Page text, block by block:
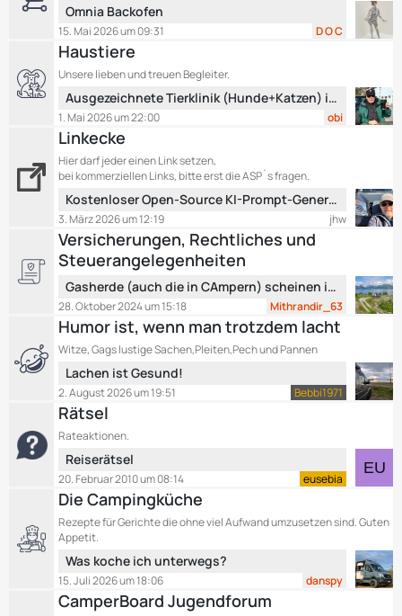
ä
g
e
e
t
z
t
B
e
i
t
g
e
Omnia Backofen
D O C
15. Mai 2026 um 09:31
Haustiere
Unsere lieben und treuen Begleiter.
e
t
z
t
e
e
i
t
g
e
Ausgezeichnete Tierklinik (Hunde+Katzen) in Region Verona-Vicenza
obi
1. Mai 2026 um 22:00
Linkecke
Hier darf jeder einen Link setzen,
bei kommerziellen Links, bitte erst die ASP`s fragen.
e
t
z
t
B
e
t
ä
g
e
Kostenloser Open-Source KI-Prompt-Generator für Wohnmobil-Routen – Keine versteckten Kosten!
jhw
3. März 2026 um 12:19
Versicherungen, Rechtliches und
Steuerangelegenheiten
e
t
z
t
B
e
i
ä
g
e
Gasherde (auch die in CAmpern) scheinen in hohem Maße gesundheitschädlich zu sein.
Mithrandir_63
28. Oktober 2024 um 15:18
Humor ist, wenn man trotzdem lacht
Witze, Gags lustige Sachen,Pleiten,Pech und Pannen
e
t
z
t
B
e
i
t
g
e
Lachen ist Gesund!
Bebbi1971
2. August 2026 um 19:51
Rätsel
Rateaktionen.
e
t
z
t
e
e
i
Reiserätsel
eusebia
20. Februar 2010 um 08:14
Die Campingküche
Rezepte für Gerichte die ohne viel Aufwand umzusetzen sind. Guten
Appetit.
e
t
z
Was koche ich unterwegs?
danspy
15. Juli 2026 um 18:06
CamperBoard Jugendforum